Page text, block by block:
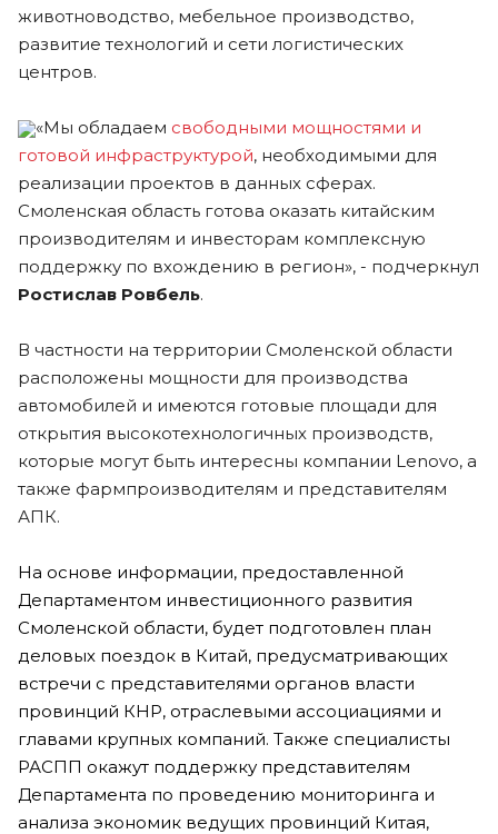
животноводство, мебельное производство,
развитие технологий и сети логистических
центров.
«Мы обладаем свободными мощностями и
готовой инфраструктурой, необходимыми для
реализации проектов в данных сферах.
Смоленская область готова оказать китайским
производителям и инвесторам комплексную
поддержку по вхождению в регион», - подчеркнул
Ростислав Ровбель.
В частности на территории Смоленской области
расположены мощности для производства
автомобилей и имеются готовые площади для
открытия высокотехнологичных производств,
которые могут быть интересны компании Lenovo, а
также фармпроизводителям и представителям
АПК.
На основе информации, предоставленной
Департаментом инвестиционного развития
Смоленской области, будет подготовлен план
деловых поездок в Китай, предусматривающих
встречи с представителями органов власти
провинций КНР, отраслевыми ассоциациями и
главами крупных компаний. Также специалисты
РАСПП окажут поддержку представителям
Департамента по проведению мониторинга и
анализа экономик ведущих провинций Китая,